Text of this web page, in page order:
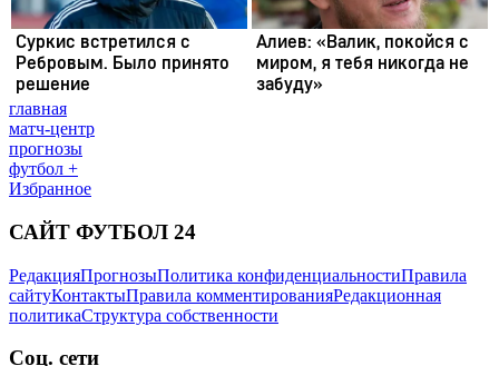
главная
матч-центр
прогнозы
футбол +
Избранное
САЙТ ФУТБОЛ 24
РедакцияПрогнозыПолитика конфиденциальностиПравила
сайтуКонтактыПравила комментированияРедакционная
политикаСтруктура собственности
Соц. сети